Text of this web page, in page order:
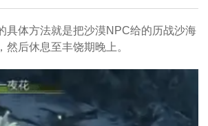
具体方法就是把沙漠NPC给的历战沙海
后休息至丰饶期晚上。